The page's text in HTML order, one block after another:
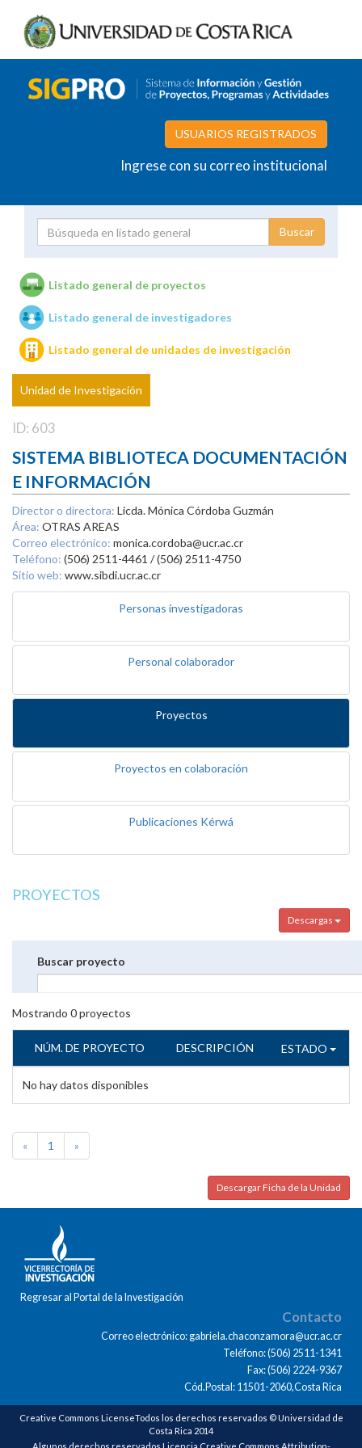
USUARIOS REGISTRADOS
Ingrese con su correo institucional
Unidades de investigación
Listado general de proyectos
Listado general de investigadores
Listado general de unidades de investigación
Unidad de Investigación
ID: 603
SISTEMA BIBLIOTECA DOCUMENTACIÓN
E INFORMACIÓN
Director o directora: Licda. Mónica Córdoba Guzmán
Área: OTRAS AREAS
Correo electrónico: monica.cordoba@ucr.ac.cr
Teléfono: (506) 2511-4461 / (506) 2511-4750
Sitio web: www.sibdi.ucr.ac.cr
Personas investigadoras
Personal colaborador
Proyectos
Proyectos en colaboración
Publicaciones Kérwá
PROYECTOS
Descargas
Buscar proyecto
Mostrando 0proyectos
NÚM. DE PROYECTO DESCRIPCIÓN ESTADO
No hay datos disponibles
« 1 »
Descargar Ficha de la Unidad
Regresar al Portal de la Investigación
Contacto
Correo electrónico: gabriela.chaconzamora@ucr.ac.cr
Teléfono: (506) 2511-1341
Fax: (506) 2224-9367
Cód.Postal: 11501-2060,Costa Rica
Creative Commons LicenseTodos los derechos reservados © Universidad de
Costa Rica 2014